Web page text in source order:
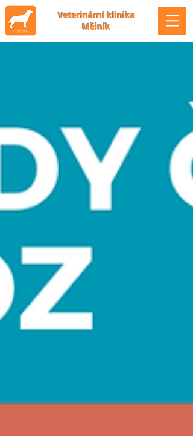
Veterinární klinika
Mělník